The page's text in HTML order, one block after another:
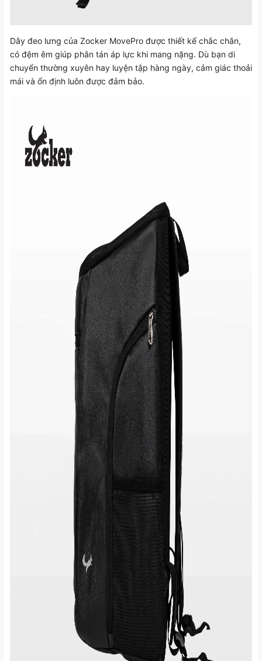
Dây đeo lưng của Zocker MovePro được thiết kế chắc chắn,
có đệm êm giúp phân tán áp lực khi mang nặng. Dù bạn di
chuyển thường xuyên hay luyện tập hàng ngày, cảm giác thoải
mái và ổn định luôn được đảm bảo.